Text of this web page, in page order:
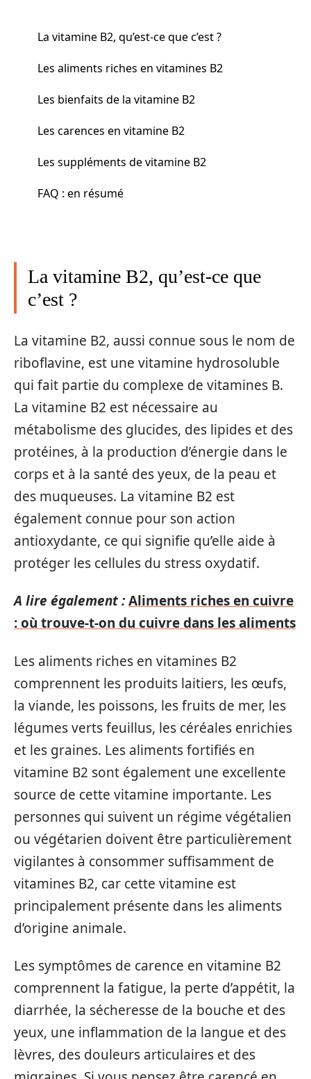
La vitamine B2, qu’est-ce que c’est ?
Les aliments riches en vitamines B2
Les bienfaits de la vitamine B2
Les carences en vitamine B2
Les suppléments de vitamine B2
FAQ : en résumé
La vitamine B2, qu’est-ce que
c’est ?
La vitamine B2, aussi connue sous le nom de
riboflavine, est une vitamine hydrosoluble
qui fait partie du complexe de vitamines B.
La vitamine B2 est nécessaire au
métabolisme des glucides, des lipides et des
protéines, à la production d’énergie dans le
corps et à la santé des yeux, de la peau et
des muqueuses. La vitamine B2 est
également connue pour son action
antioxydante, ce qui signifie qu’elle aide à
protéger les cellules du stress oxydatif.
A lire également :Aliments riches en cuivre
: où trouve-t-on du cuivre dans les aliments
Les aliments riches en vitamines B2
comprennent les produits laitiers, les œufs,
la viande, les poissons, les fruits de mer, les
légumes verts feuillus, les céréales enrichies
et les graines. Les aliments fortifiés en
vitamine B2 sont également une excellente
source de cette vitamine importante. Les
personnes qui suivent un régime végétalien
ou végétarien doivent être particulièrement
vigilantes à consommer suffisamment de
vitamines B2, car cette vitamine est
principalement présente dans les aliments
d’origine animale.
Les symptômes de carence en vitamine B2
comprennent la fatigue, la perte d’appétit, la
diarrhée, la sécheresse de la bouche et des
yeux, une inflammation de la langue et des
lèvres, des douleurs articulaires et des